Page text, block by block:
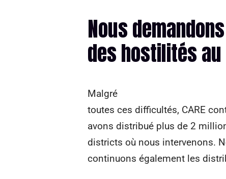
Nous
des hostilités au
Malgré
toutes ces difficultés, CARE
avons distribué plus de 2
districts où nous intervenons.
continuons également les